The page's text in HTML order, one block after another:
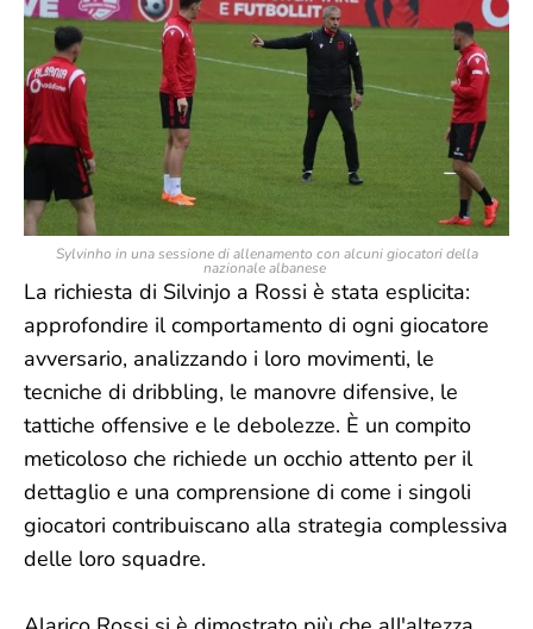
Sylvinho in una sessione di allenamento con alcuni giocatori della
nazionale albanese
La richiesta di Silvinjo a Rossi è stata esplicita:
approfondire il comportamento di ogni giocatore
avversario, analizzando i loro movimenti, le
tecniche di dribbling, le manovre difensive, le
tattiche offensive e le debolezze. È un compito
meticoloso che richiede un occhio attento per il
dettaglio e una comprensione di come i singoli
giocatori contribuiscano alla strategia complessiva
delle loro squadre.